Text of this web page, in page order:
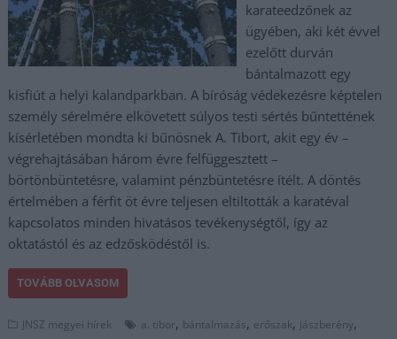
karateedzőnek az
ügyében, aki két évvel
ezelőtt durván
bántalmazott egy
kisfiút a helyi kalandparkban. A bíróság védekezésre képtelen
személy sérelmére elkövetett súlyos testi sértés bűntettének
kísérletében mondta ki bűnösnek A. Tibort, akit egy év –
végrehajtásában három évre felfüggesztett –
börtönbüntetésre, valamint pénzbüntetésre ítélt. A döntés
értelmében a férfit öt évre teljesen eltiltották a karatéval
kapcsolatos minden hivatásos tevékenységtől, így az
oktatástól és az edzősködéstől is.
TOVÁBB OLVASOM
JNSZ megyei hírek a. tibor, bántalmazás, erőszak, Jászberény,